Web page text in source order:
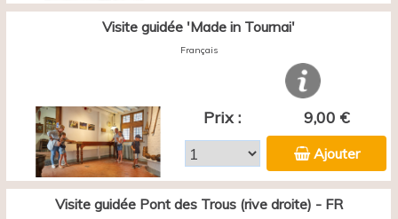
Visite guidée 'Made in Tournai'
Français
Prix : 9,00 €
Ajouter
Visite guidée Pont des Trous (rive droite) - FR